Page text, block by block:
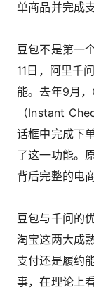
单商品并完成
豆包不是第一
11日，阿里千
能。去年9月
（Instant
话框中完成下
了这一功能。
背后完整的电
豆包与千问的
淘宝这两大成
支付还是履约
事，在理论上